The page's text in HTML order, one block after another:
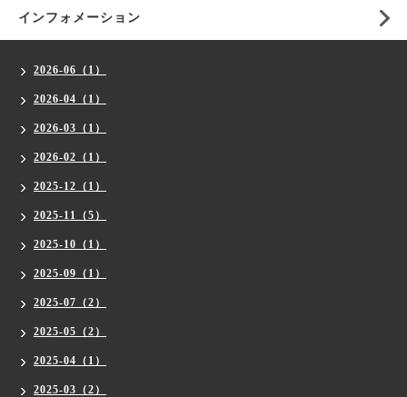
インフォメーション
2026-06（1）
2026-04（1）
2026-03（1）
2026-02（1）
2025-12（1）
2025-11（5）
2025-10（1）
2025-09（1）
2025-07（2）
2025-05（2）
2025-04（1）
2025-03（2）